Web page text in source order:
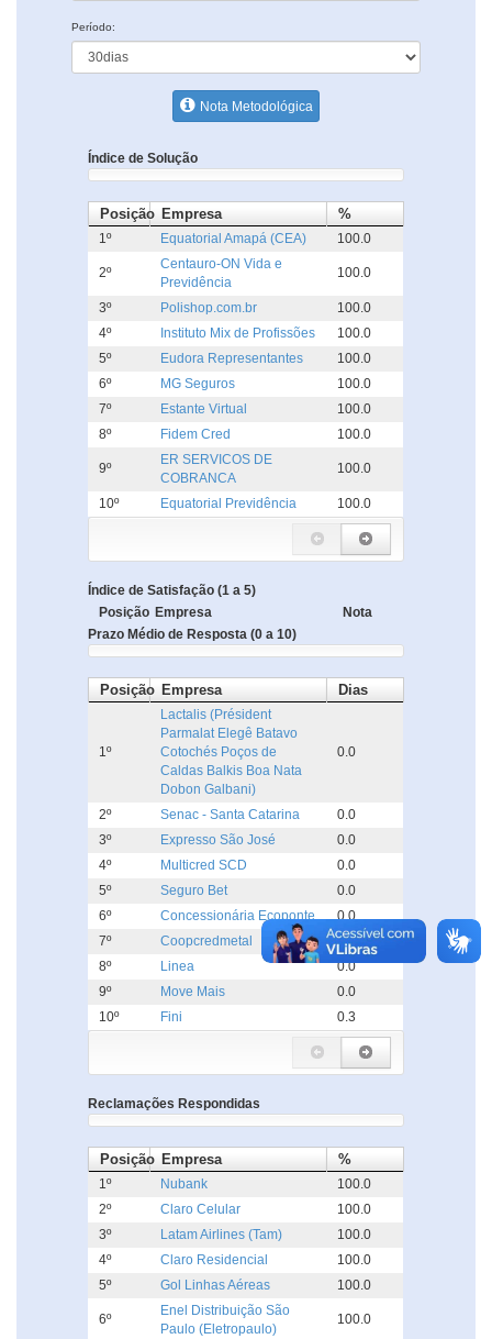
Período:
Nota Metodológica
Índice de Solução
Posição Empresa %
1º Equatorial Amapá (CEA) 100.0
2º
Centauro-ON Vida e
Previdência
100.0
3º Polishop.com.br
100.0
4º
Instituto Mix de Profissões
100.0
5º
Eudora Representantes
100.0
6º
MG Seguros
100.0
7º
Estante Virtual
100.0
8º
Fidem Cred 100.0
9º
ER SERVICOS DE
COBRANCA
100.0
10º Equatorial Previdência 100.0
Índice de Satisfação (1 a 5)
Posição Empresa
Nota
Prazo Médio de Resposta (0 a 10)
Posição Empresa Dias
1º
Lactalis (Président
Parmalat Elegê Batavo
Cotochés Poços de
Caldas Balkis Boa Nata
Dobon Galbani)
0.0
2º Senac - Santa Catarina
0.0
3º
Expresso São José
0.0
4º
Multicred SCD
0.0
5º
Seguro Bet
0.0
6º
Concessionária Ecoponte
0.0
7º
Coopcredmetal
0.0
8º
Linea
0.0
9º
Move Mais
0.0
10º
Fini 0.3
Reclamações Respondidas
Posição Empresa %
1º Nubank
100.0
2º
Claro Celular
100.0
3º
Latam Airlines (Tam)
100.0
4º
Claro Residencial
100.0
5º
Gol Linhas Aéreas 100.0
6º
Enel Distribuição São
Paulo (Eletropaulo)
100.0